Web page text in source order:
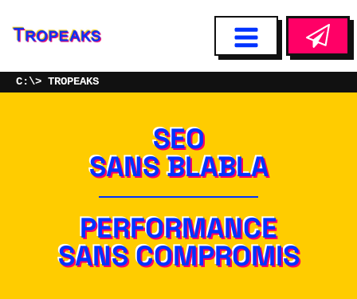
TROPEAKS
SEO
SANS BLABLA
PERFORMANCE
SANS COMPROMIS